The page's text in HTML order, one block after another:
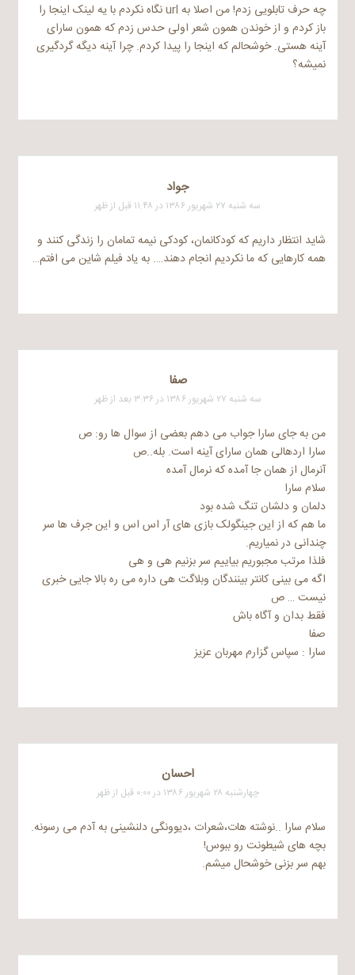
چه حرف تابلویی زدم! من اصلا به url نگاه نکردم با یه لینک اینجا را
باز کردم و از خوندن همون شعر اولی حدس زدم که همون سارای
آینه هستی. خوشحالم که اینجا را پیدا کردم. چرا آینه دیگه گردگیری
نمیشه؟
جواد
سه شنبه ۲۷ شهریور ۱۳۸۶ در ۱۱:۴۸ قبل از ظهر
شاید انتظار داریم که کودکانمان، کودکی نیمه تمامان را زندگی کنند و
همه کارهایی که ما نکردیم انجام دهند…. به یاد فیلم شاین می افتم…
صفا
سه شنبه ۲۷ شهریور ۱۳۸۶ در ۳:۳۶ بعد از ظهر
من به جای سارا جواب می دهم بعضی از سوال ها رو: ص
سارا اردهالی همان سارای آینه است. بله..ص
آنرمال از همان جا آمده که نرمال آمده
سلام سارا
دلمان و دلشان تنگ شده بود
ما هم که از این جینگولک بازی های آر اس اس و این جرف ها سر
چندانی در نمیاریم.
فلذا مرتب مجبوریم بیاییم سر بزنیم هی و هی
اگه می بینی کانتر بینندگان وبلاگت هی داره می ره بالا جایی خبری
نیست‌ … ص
فقط بدان و آگاه باش
صفا
سارا : سپاس گزارم مهربان عزیز
احسان
چهارشنبه ۲۸ شهریور ۱۳۸۶ در ۰:۰۰ قبل از ظهر
سلام سارا ..نوشته هات،شعرات ،دیوونگی دلنشینی به آدم می رسونه.
بچه های شیطونت رو ببوس!
بهم سر بزنی خوشحال میشم.